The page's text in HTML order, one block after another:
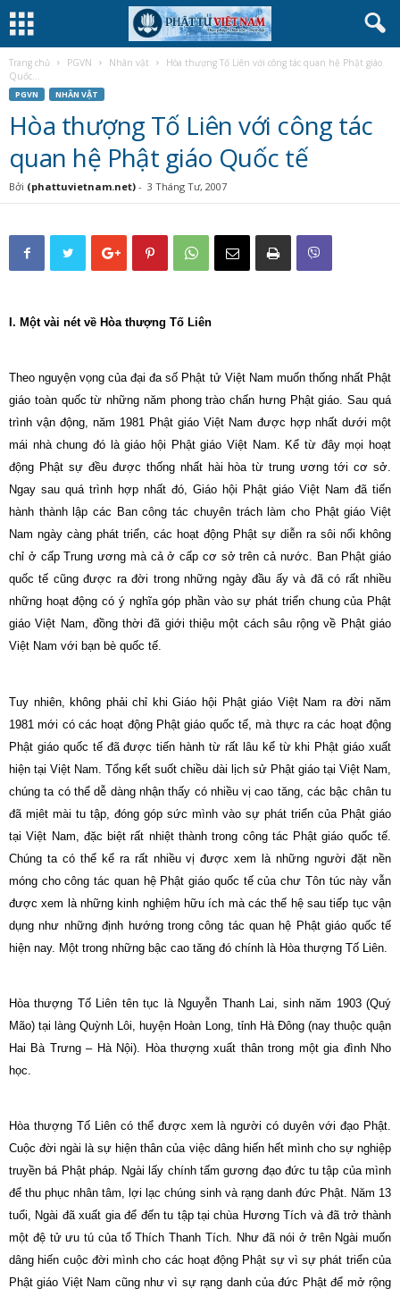
Trang chủ PGVN Nhân vật
Hòa thượng Tố Liên với công tác quan hệ Phật giáo
Quốc...
PGVN NHÂN VẬT
Hòa thượng Tố Liên với công tác
quan hệ Phật giáo Quốc tế
Bởi (phattuvietnam.net) - 3 Tháng Tư, 2007
I. Một vài nét về Hòa thượng Tố Liên
Theo nguyện vọng của đại đa số Phật tử Việt Nam muốn thống nhất Phật
giáo toàn quốc từ những năm phong trào chấn hưng Phật giáo. Sau quá
trình vận động, năm 1981 Phật giáo Việt Nam được hợp nhất dưới một
mái nhà chung đó là giáo hội Phật giáo Việt Nam. Kể từ đây mọi hoạt
động Phật sự đều được thống nhất hài hòa từ trung ương tới cơ sở.
Ngay sau quá trình hợp nhất đó, Giáo hội Phật giáo Việt Nam đã tiến
hành thành lập các Ban công tác chuyên trách làm cho Phật giáo Việt
Nam ngày càng phát triển, các hoạt động Phật sự diễn ra sôi nổi không
chỉ ở cấp Trung ương mà cả ở cấp cơ sở trên cả nước. Ban Phật giáo
quốc tế cũng được ra đời trong những ngày đầu ấy và đã có rất nhiều
những hoạt động có ý nghĩa góp phần vào sự phát triển chung của Phật
giáo Việt Nam, đồng thời đã giới thiệu một cách sâu rộng về Phật giáo
Việt Nam với bạn bè quốc tế.
Tuy nhiên, không phải chỉ khi Giáo hội Phật giáo Việt Nam ra đời năm
1981 mới có các hoạt động Phật giáo quốc tế, mà thực ra các hoạt động
Phật giáo quốc tế đã được tiến hành từ rất lâu kể từ khi Phật giáo xuất
hiện tại Việt Nam. Tổng kết suốt chiều dài lịch sử Phật giáo tại Việt Nam,
chúng ta có thể dễ dàng nhận thấy có nhiều vị cao tăng, các bậc chân tu
đã mịêt mài tu tập, đóng góp sức mình vào sự phát triển của Phật giáo
tại Việt Nam, đặc biệt rất nhiệt thành trong công tác Phật giáo quốc tế.
Chúng ta có thể kể ra rất nhiều vị được xem là những người đặt nền
móng cho công tác quan hệ Phật giáo quốc tế của chư Tôn túc này vẫn
được xem là những kinh nghiệm hữu ích mà các thế hệ sau tiếp tục vận
dụng như những định hướng trong công tác quan hệ Phật giáo quốc tế
hiện nay. Một trong những bậc cao tăng đó chính là Hòa thượng Tố Liên.
Hòa thượng Tố Liên tên tục là Nguyễn Thanh Lai, sinh năm 1903 (Quý
Mão) tại làng Quỳnh Lôi, huyện Hoàn Long, tỉnh Hà Đông (nay thuộc quận
Hai Bà Trưng – Hà Nội). Hòa thượng xuất thân trong một gia đình Nho
học.
Hòa thượng Tố Liên có thể được xem là người có duyên với đạo Phật.
Cuộc đời ngài là sự hiện thân của việc dâng hiến hết mình cho sự nghiệp
truyền bá Phật pháp. Ngài lấy chính tấm gương đạo đức tu tập của mình
để thu phục nhân tâm, lợi lạc chúng sinh và rạng danh đức Phật. Năm 13
tuổi, Ngài đã xuất gia để đến tu tập tại chùa Hương Tích và đã trở thành
một đệ tử ưu tú của tổ Thích Thanh Tích. Như đã nói ở trên Ngài muốn
dâng hiến cuộc đời mình cho các hoạt động Phật sự vì sự phát triển của
Phật giáo Việt Nam cũng như vì sự rạng danh của đức Phật để mở rộng